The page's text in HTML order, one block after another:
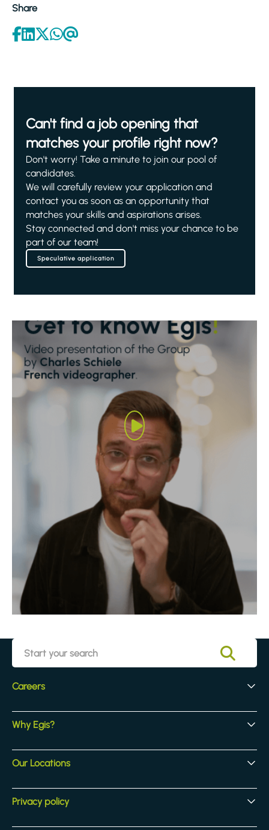
Share
Can't find a job opening that
matches your profile right now?
Don't worry! Take a minute to join our pool of
candidates.
We will carefully review your application and
contact you as soon as an opportunity that
matches your skills and aspirations arises.
Stay connected and don't miss your chance to be
part of our team!
Speculative application
Careers
Early Careers
Experienced Hires
Core Jobs
Why Egis?
Our Culture
Our Activites
Benefits
Our Locations
Locations
Privacy policy
Legal & compliance